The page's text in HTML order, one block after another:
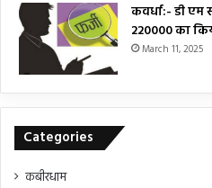
कवर्धा:- डी एम
₹220000 का
March 11, 2025
Categories
कबीरधाम